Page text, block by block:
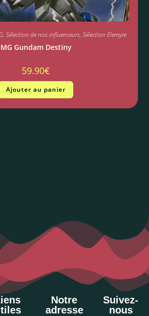
, Sélection de nos influenceurs, Sélection Elemyre
MG Gundam Destiny
59.90€
Ajouter au panier
Notre
adresse
Suivez-
nous